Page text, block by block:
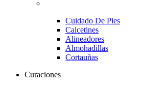
Cuidado De Pies
Calcetines
Alineadores
Almohadillas
Cortauñas
Curaciones